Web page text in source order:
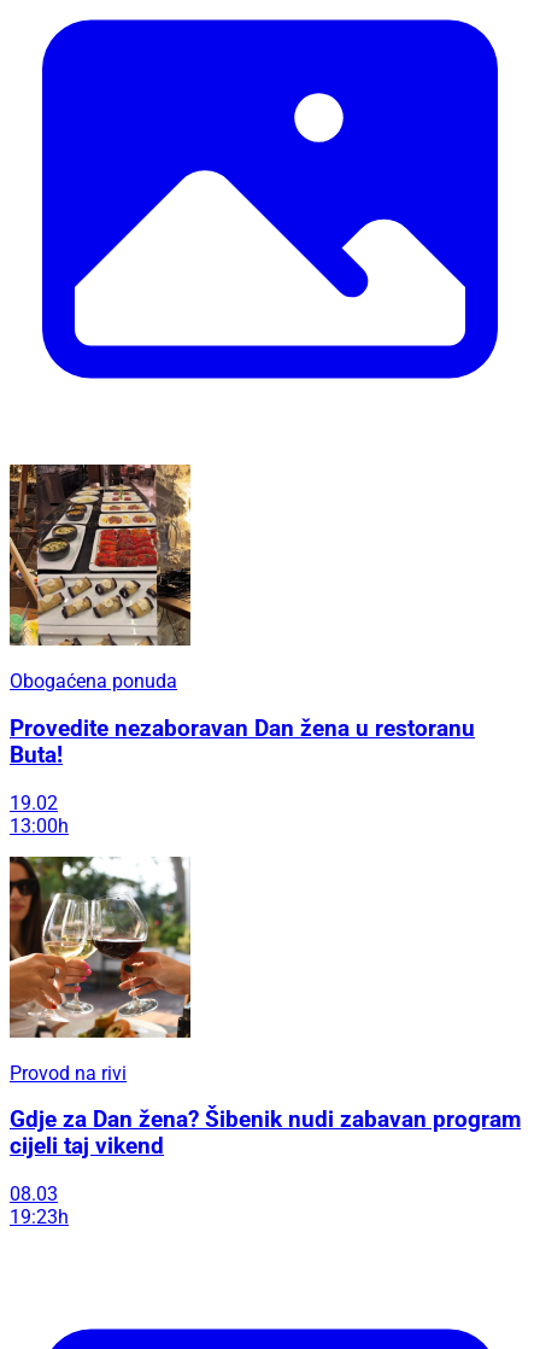
Obogaćena ponuda
Provedite nezaboravan Dan žena u restoranu
Buta!
19.02
13:00h
Provod na rivi
Gdje za Dan žena? Šibenik nudi zabavan program
cijeli taj vikend
08.03
19:23h